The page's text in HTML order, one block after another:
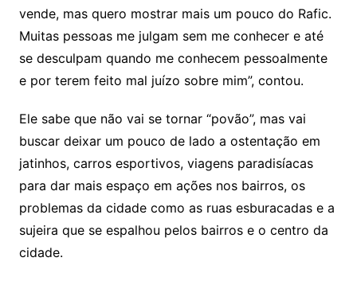
vende, mas quero mostrar mais um pouco do Rafic.
Muitas pessoas me julgam sem me conhecer e até
se desculpam quando me conhecem pessoalmente
e por terem feito mal juízo sobre mim”, contou.
Ele sabe que não vai se tornar “povão”, mas vai
buscar deixar um pouco de lado a ostentação em
jatinhos, carros esportivos, viagens paradisíacas
para dar mais espaço em ações nos bairros, os
problemas da cidade como as ruas esburacadas e a
sujeira que se espalhou pelos bairros e o centro da
cidade.